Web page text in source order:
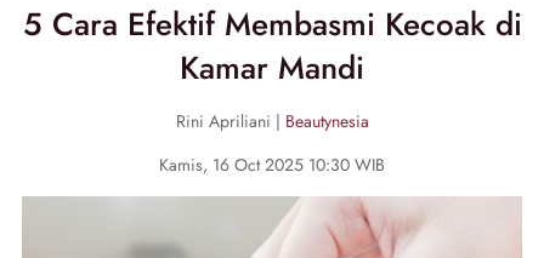
5 Cara Efektif Membasmi Kecoak di
Kamar Mandi
Rini Apriliani | Beautynesia
Kamis, 16 Oct 2025 10:30 WIB